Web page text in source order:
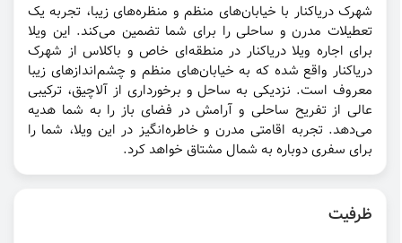
شهرک دریاکنار با خیابان‌های منظم و منظره‌های زیبا، تجربه یک
تعطیلات مدرن و ساحلی را برای شما تضمین می‌کند. این ویلا
برای اجاره ویلا دریاکنار در منطقه‌ای خاص و با‌کلاس از شهرک
دریاکنار واقع شده که به خیابان‌های منظم و چشم‌اندازهای زیبا
معروف است. نزدیکی به ساحل و برخورداری از آلاچیق، ترکیبی
عالی از تفریح ساحلی و آرامش در فضای باز را به شما هدیه
می‌دهد. تجربه اقامتی مدرن و خاطره‌انگیز در این ویلا، شما را
برای سفری دوباره به شمال مشتاق خواهد کرد.
ظرفیت